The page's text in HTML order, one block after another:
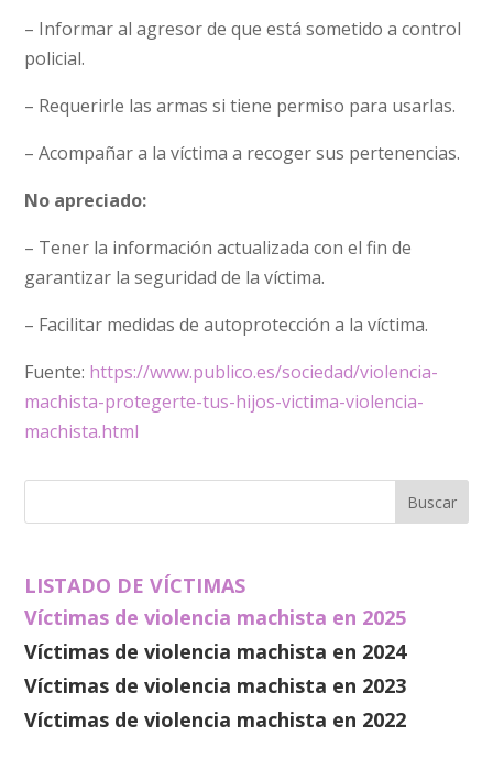
– Informar al agresor de que está sometido a control
policial.
– Requerirle las armas si tiene permiso para usarlas.
– Acompañar a la víctima a recoger sus pertenencias.
No apreciado:
– Tener la información actualizada con el fin de
garantizar la seguridad de la víctima.
– Facilitar medidas de autoprotección a la víctima.
Fuente: https://www.publico.es/sociedad/violencia-
machista-protegerte-tus-hijos-victima-violencia-
machista.html
LISTADO DE VÍCTIMAS
Víctimas de violencia machista en 2025
Víctimas de violencia machista en 2024
Víctimas de violencia machista en 2023
Víctimas de violencia machista en 2022